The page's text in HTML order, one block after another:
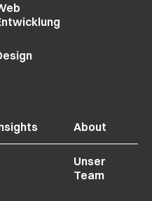
About
Unser
Team